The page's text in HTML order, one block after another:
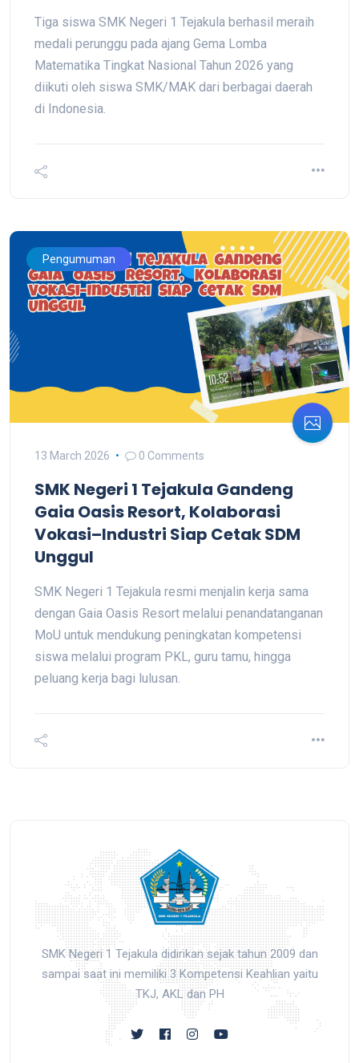
Tiga siswa SMK Negeri 1 Tejakula berhasil meraih
medali perunggu pada ajang Gema Lomba
Matematika Tingkat Nasional Tahun 2026 yang
diikuti oleh siswa SMK/MAK dari berbagai daerah
di Indonesia.
Pengumuman
13 March 2026 0 Comments
SMK Negeri 1 Tejakula Gandeng
Gaia Oasis Resort, Kolaborasi
Vokasi–Industri Siap Cetak SDM
Unggul
SMK Negeri 1 Tejakula resmi menjalin kerja sama
dengan Gaia Oasis Resort melalui penandatanganan
MoU untuk mendukung peningkatan kompetensi
siswa melalui program PKL, guru tamu, hingga
peluang kerja bagi lulusan.
SMK Negeri 1 Tejakula didirikan sejak tahun 2009 dan
sampai saat ini memiliki 3 Kompetensi Keahlian yaitu
TKJ, AKL dan PH